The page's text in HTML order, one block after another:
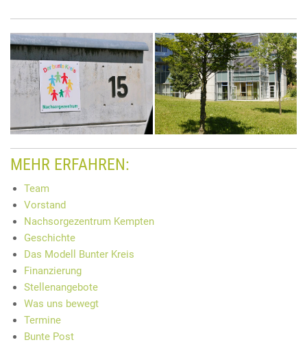
MEHR ERFAHREN:
Team
Vorstand
Nachsorgezentrum Kempten
Geschichte
Das Modell Bunter Kreis
Finanzierung
Stellenangebote
Was uns bewegt
Termine
Bunte Post